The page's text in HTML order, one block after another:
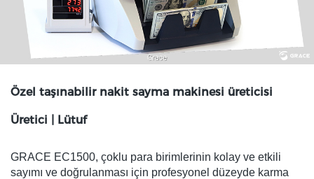
Özel taşınabilir nakit sayma makinesi üreticisi
Üretici | Lütuf
GRACE EC1500, çoklu para birimlerinin kolay ve etkili
sayımı ve doğrulanması için profesyonel düzeyde karma